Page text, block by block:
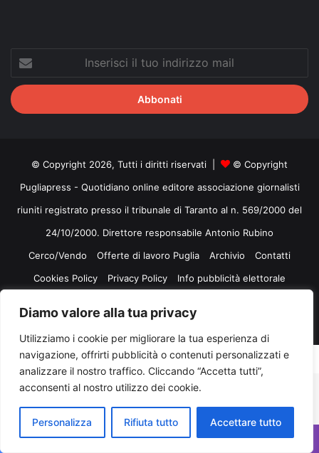
Diamo valore alla tua privacy
Utilizziamo i cookie per migliorare la tua esperienza di
navigazione, offrirti pubblicità o contenuti personalizzati e
analizzare il nostro traffico. Cliccando “Accetta tutti”,
acconsenti al nostro utilizzo dei cookie.
Personalizza Rifiuta tutto Accettare tutto
tuo
indirizzo
mail
© Copyright 2026, Tutti i diritti riservati |
© Copyright
Pugliapress - Quotidiano online editore associazione giornalisti
riuniti registrato presso il tribunale di Taranto al n. 569/2000 del
24/10/2000. Direttore responsabile Antonio Rubino
Cerco/Vendo
Offerte di lavoro Puglia Archivio
Contatti
Cookies Policy
Privacy Policy Info pubblicità elettorale
Facebook
X
Tube